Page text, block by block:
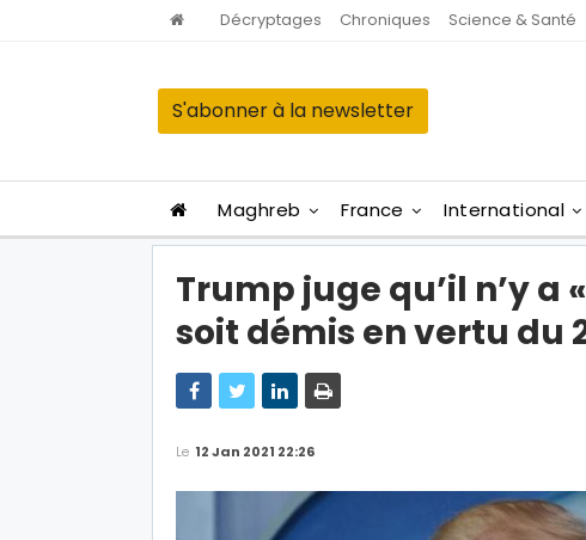
Décryptages Chroniques Science & Santé
S'abonner à la newsletter
Maghreb France International
Trump juge qu’il n’y a
soit démis en vertu du
Le 12 Jan 2021 22:26